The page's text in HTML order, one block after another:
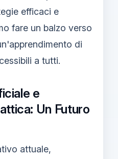
efficaci e
fare un balzo verso
di
a tutti.
e
Un Futuro
attuale,